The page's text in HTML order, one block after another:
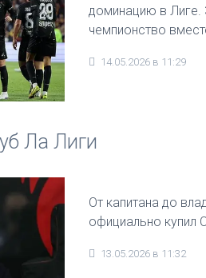
доминацию в Лиге.
чемпионство
14.05.2026 в 11:29
Ла Лиги
От капитана до
официально купил
13.05.2026 в 11:32